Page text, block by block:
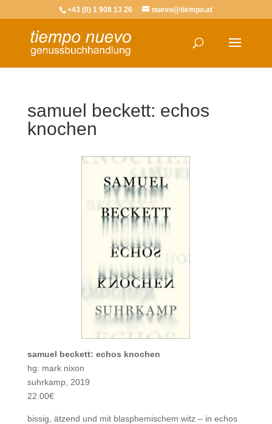
+43 (0) 1 908 13 26 nuevo@tiempo.at
samuel beckett: echos
knochen
samuel beckett: echos knochen
hg: mark nixon
suhrkamp, 2019
22.00€
bissig, ätzend und mit blasphemischem witz – in echos